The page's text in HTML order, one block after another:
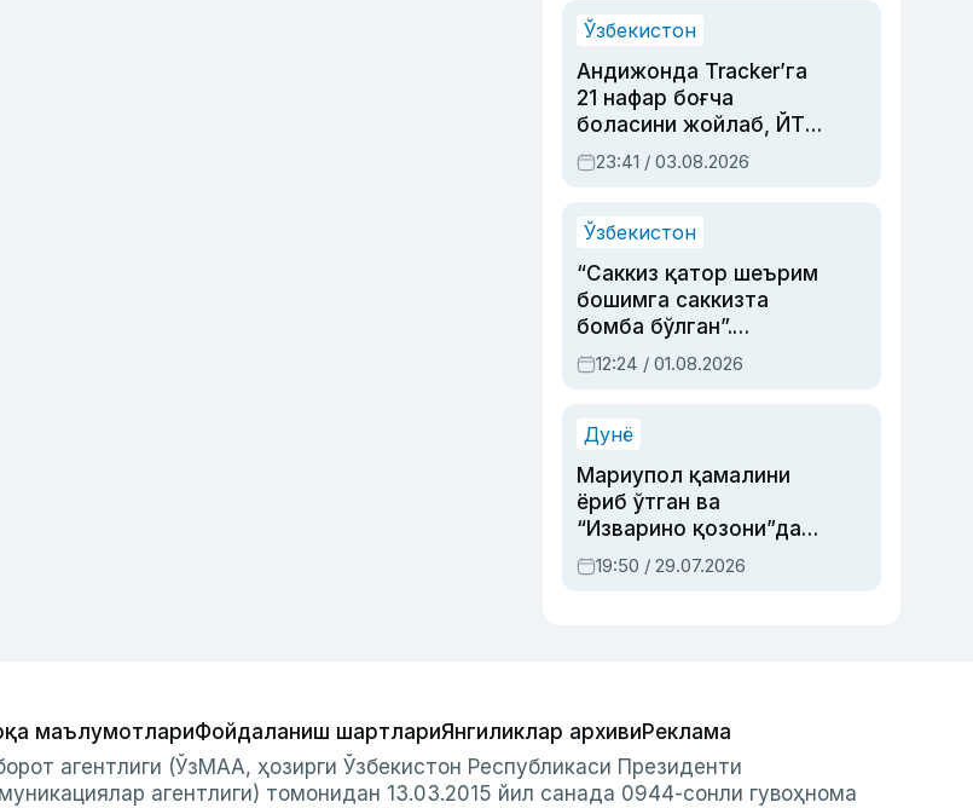
Ўзбекистон
Андижонда Tracker’га
21 нафар боғча
боласини жойлаб, ЙТҲ
содир этган аёлга суд
ҳукми ўқилди
23:41 / 03.08.2026
Ўзбекистон
“Саккиз қатор шеърим
бошимга саккизта
бомба бўлган”.
Абдулла Ориповни
сиёсий айбловлардан
12:24 / 01.08.2026
Дунё
Мариупол қамалини
ёриб ўтган ва
“Изварино қозони”дан
чиққан қаҳрамон —
Украина армияси бош
19:50 / 29.07.2026
маълумотлариФойдаланиш шартлариЯнгиликлар архивиРеклама
агентлиги (ЎзМАА, ҳозирги Ўзбекистон Республикаси Президенти
агентлиги) томонидан 13.03.2015 йил санада 0944-сонли гувоҳнома